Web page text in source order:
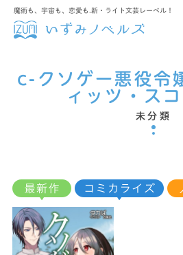
魔術も、宇宙も、恋愛も.新・ライト文芸レーベル！
c-クソゲー悪役令
ィッツ・ス
未分類